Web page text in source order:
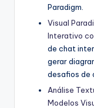
Paradigm.
Visual
Interativo
de chat
gerar
desafios de
Análise
Modelos